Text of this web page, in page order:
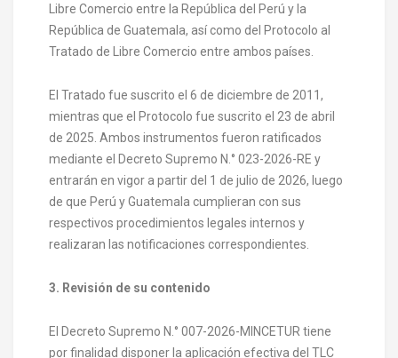
Libre Comercio entre la República del Perú y la
República de Guatemala, así como del Protocolo al
Tratado de Libre Comercio entre ambos países.
El Tratado fue suscrito el 6 de diciembre de 2011,
mientras que el Protocolo fue suscrito el 23 de abril
de 2025. Ambos instrumentos fueron ratificados
mediante el Decreto Supremo N.° 023-2026-RE y
entrarán en vigor a partir del 1 de julio de 2026, luego
de que Perú y Guatemala cumplieran con sus
respectivos procedimientos legales internos y
realizaran las notificaciones correspondientes.
3. Revisión de su contenido
El Decreto Supremo N.° 007-2026-MINCETUR tiene
por finalidad disponer la aplicación efectiva del TLC